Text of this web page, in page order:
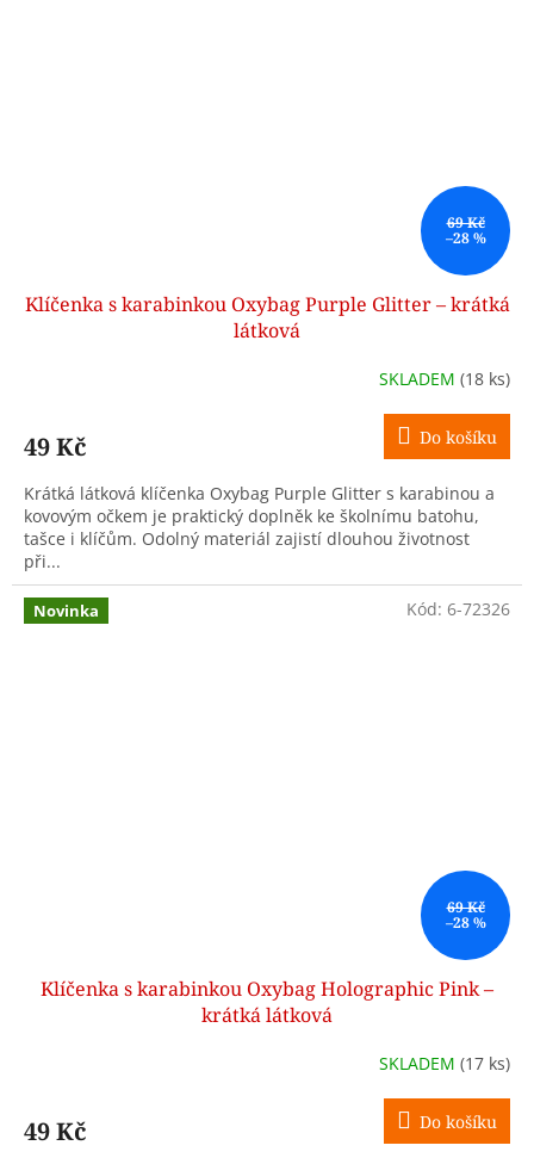
69 Kč
–28 %
Klíčenka s karabinkou Oxybag Purple Glitter – krátká
látková
SKLADEM (18 ks)
49 Kč Do košíku
Krátká látková klíčenka Oxybag Purple Glitter s karabinou a
kovovým očkem je praktický doplněk ke školnímu batohu,
tašce i klíčům. Odolný materiál zajistí dlouhou životnost
při...
Novinka
69 Kč
–28 %
Klíčenka s karabinkou Oxybag Holographic Pink –
krátká látková
SKLADEM (17 ks)
49 Kč Do košíku
Kód: 6-72326